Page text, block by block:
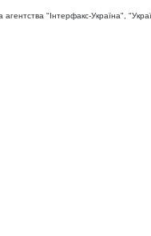
"Iнтерфакс-Україна",